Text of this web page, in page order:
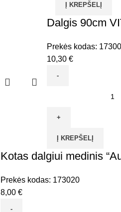
veltinio
37/38d.
Į KREPŠELĮ
Dalgis 90cm
Prekės kodas:
10,30 €
Dalgis
VITATOOL
Į KREPŠELĮ
Kotas dalgiui medinis
Prekės kodas: 173020
8,00 €